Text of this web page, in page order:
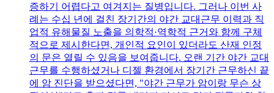
증하기 어렵다고 여겨지는 질병입니다. 그러나 이번 사
례는 수십 년에 걸친 장기간의 야간 교대근무 이력과 직
업적 유해물질 노출을 의학적·역학적 근거와 함께 구체
적으로 제시한다면, 개인적 요인이 있더라도 산재 인정
의 문은 열릴 수 있음을 보여줍니다. 오랜 기간 야간 교대
근무를 수행하셨거나 디젤 환경에서 장기간 근무하신 끝
에 암 진단을 받으셨다면, "야간 근무가 암이랑 무슨 상